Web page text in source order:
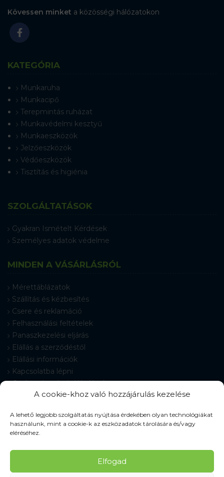
A cookie-khoz való hozzájárulás kezelése
A lehető legjobb szolgáltatás nyújtása érdekében olyan technológiákat
használunk, mint a cookie-k az eszközadatok tárolására és/vagy
eléréséhez.
Elfogad
Kövessen minket a közösségi hálózatokon
KATEGÓRIA
Munkaruha
Munkacipő
Terepmintás ruházat
Munkavédelmi kesztyű
Munkaeszközök
Jelzőeszközök
Védőeszközök
Tisztítás és higiénia
SZOLGÁLTATÁSOK
Gyakran Ismételt Kérdések
Személyes adatok védelme
MINDEN A VÁSÁRLÁSRÓL
Mérettáblázatok
Szállítás és kézbesítés
Csere és reklamáció
Felhasználási feltételek
Panaszkezelési eljárás
Elállás a szerződéstől
Elállási információk
Kapcsolatba lépni
Gyakran Ismételt Kérdések
Cookie-beállítások